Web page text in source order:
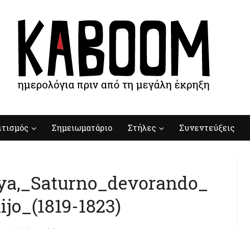
Σημειωματάριο Στήλες Συνεντεύξεις
1823)